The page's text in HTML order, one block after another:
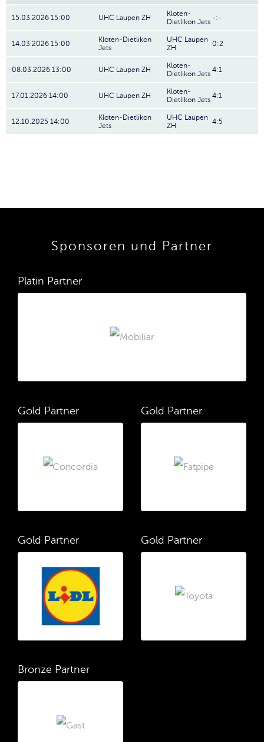
15.03.2026 15:00 UHC Laupen ZH
Kloten-
Dietlikon Jets -:-
14.03.2026 15:00
Kloten-Dietlikon
Jets
UHC Laupen
ZH
0:2
08.03.2026 13:00 UHC Laupen ZH
Kloten-
Dietlikon Jets 4:1
17.01.2026 14:00 UHC Laupen ZH
Kloten-
Dietlikon Jets 4:1
12.10.2025 14:00
Kloten-Dietlikon
Jets
UHC Laupen
ZH
4:5
Sponsoren und Partner
Platin Partner
Gold Partner Gold Partner
Gold Partner Gold Partner
Bronze Partner